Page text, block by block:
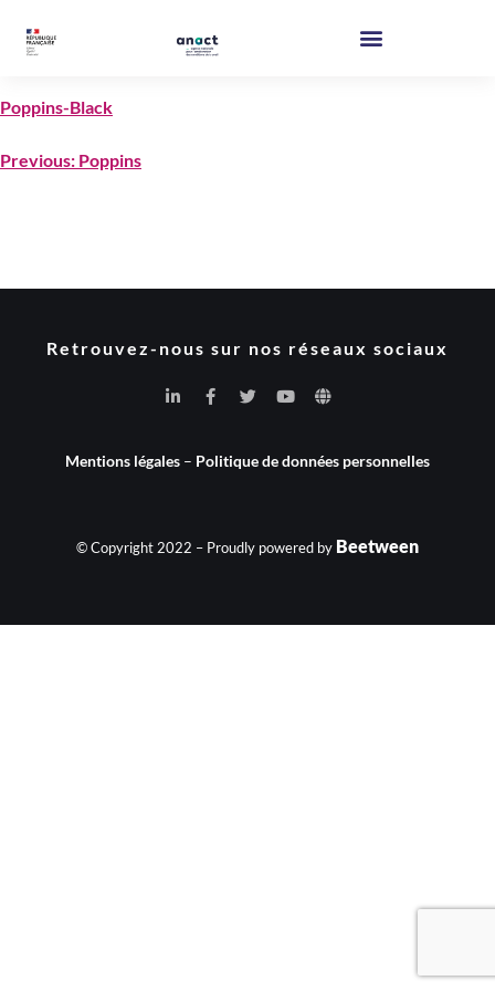
Poppins-Black
Previous: Poppins
Retrouvez-nous sur nos réseaux sociaux
Mentions légales – Politique de données personnelles
© Copyright 2022 – Proudly powered by Beetween